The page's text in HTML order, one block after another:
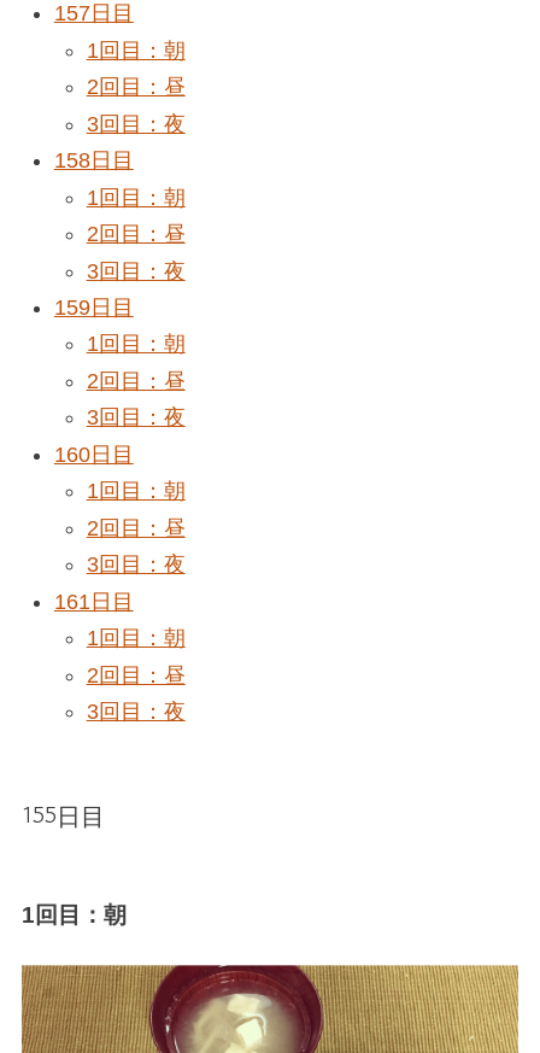
157日目
1回目：朝
2回目：昼
3回目：夜
158日目
1回目：朝
2回目：昼
3回目：夜
159日目
1回目：朝
2回目：昼
3回目：夜
160日目
1回目：朝
2回目：昼
3回目：夜
161日目
1回目：朝
2回目：昼
3回目：夜
155日目
1回目：朝